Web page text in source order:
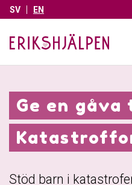
SV EN
Ge en
Stöd barn i